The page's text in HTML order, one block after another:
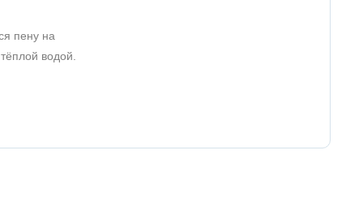
пену на
водой.